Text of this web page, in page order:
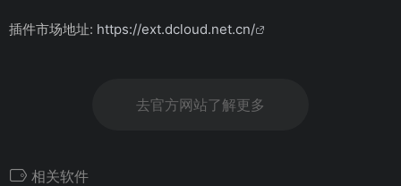
插件市场地址: https://ext.dcloud.net.cn/
去官方网站了解更多
相关软件